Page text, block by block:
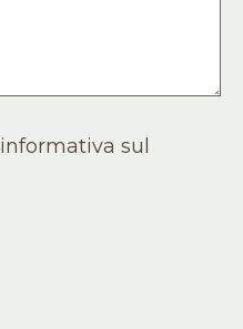
informativa sul